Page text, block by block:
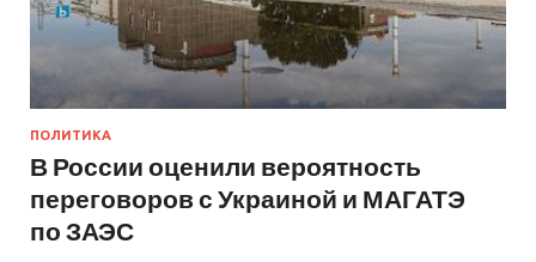
ПОЛИТИКА
В России оценили вероятность
переговоров с Украиной и МАГАТЭ
по ЗАЭС